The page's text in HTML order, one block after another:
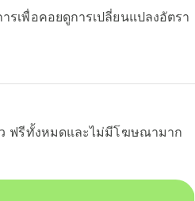
รเพื่อคอยดูการเปลี่ยนแปลงอัตรา
ว ฟรีทั้งหมดและไม่มีโฆษณามาก